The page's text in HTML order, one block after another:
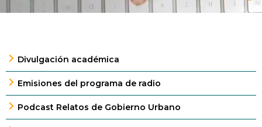
Divulgación académica
Emisiones del programa de radio
Podcast Relatos de Gobierno Urbano